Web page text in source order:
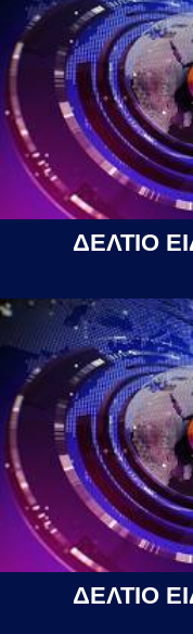
ΔΕΛΤΙΟ
ΔΕΛΤΙΟ